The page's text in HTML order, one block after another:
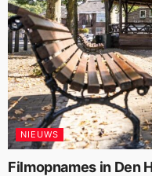
NIEUWS
Filmopnames in Den